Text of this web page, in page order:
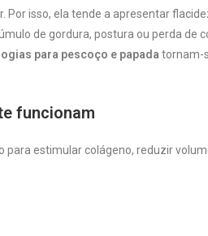
isso, ela tende a apresentar
de gordura, postura ou perda de
para pescoço e papada tornam-
funcionam
estimular colágeno, reduzir